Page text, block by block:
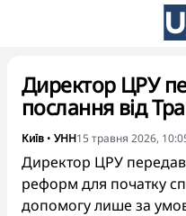
Директор ЦРУ
послання від
Київ • УНН15 травня 2026,
Директор ЦРУ
реформ для початку
допомогу лише за